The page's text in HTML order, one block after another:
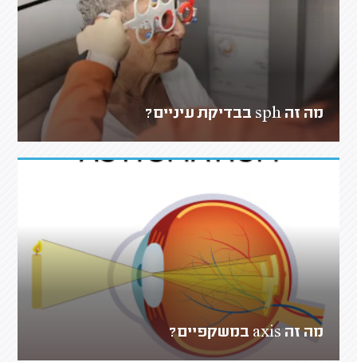
מה זה sph בבדיקת עיניים?
מה זה axis במשקפיים?